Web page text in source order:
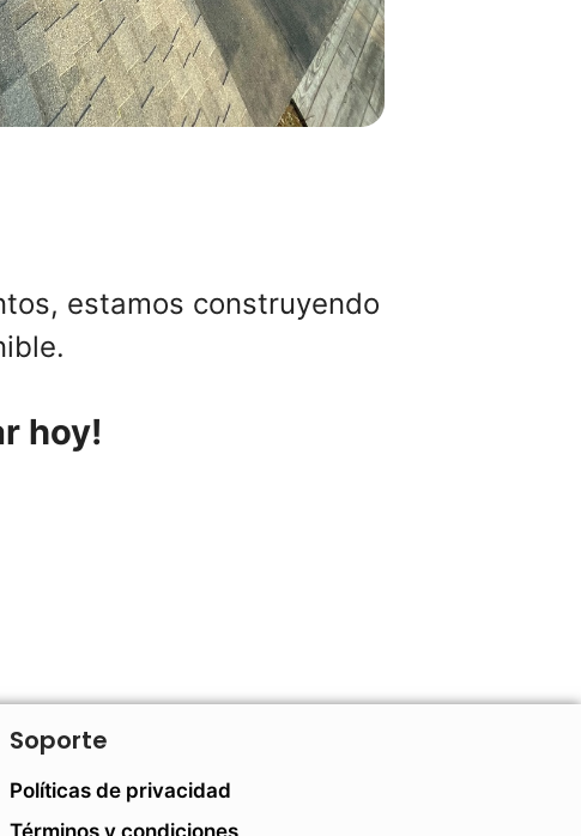
estamos construyendo
hoy!
Soporte
Políticas de privacidad
Términos y condiciones